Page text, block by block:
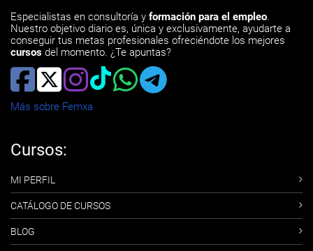
Especialistas en consultoría y formación para el empleo.
Nuestro objetivo diario es, única y exclusivamente, ayudarte a
conseguir tus metas profesionales ofreciéndote los mejores
cursos del momento. ¿Te apuntas?
Más sobre Femxa
Cursos:
MI PERFIL
CATÁLOGO DE CURSOS
BLOG